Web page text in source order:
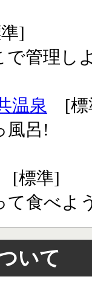
]
で管理し
温泉 [標
風呂!
[標準]
て食べよ
いて